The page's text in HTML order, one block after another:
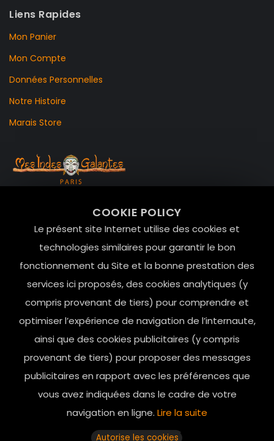
COOKIE POLICY
Le présent site Internet utilise des cookies et
technologies similaires pour garantir le bon
fonctionnement du Site et la bonne prestation des
services ici proposés, des cookies analytiques (y
compris provenant de tiers) pour comprendre et
optimiser l’expérience de navigation de l’internaute,
ainsi que des cookies publicitaires (y compris
provenant de tiers) pour proposer des messages
publicitaires en rapport avec les préférences que
vous avez indiquées dans le cadre de votre
navigation en ligne. Lire la suite
Autorise les cookies
Liens Rapides
Mon Panier
Mon Compte
Données Personnelles
Notre Histoire
Marais Store
Le Marais, 75004 Paris
contact@mesindesgalantes.com
01.42.72.42.51
Horaires d’ouverture: 11h - 19h30 Du lundi au dimanche